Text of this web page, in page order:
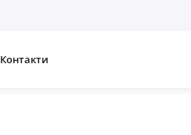
Контакти